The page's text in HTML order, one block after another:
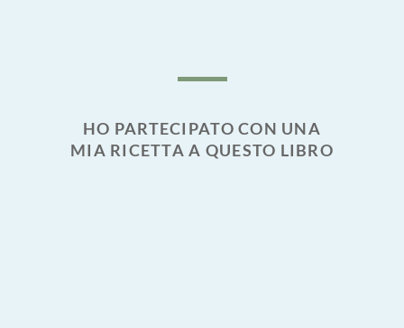
HO PARTECIPATO CON UNA
MIA RICETTA A QUESTO LIBRO